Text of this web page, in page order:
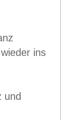
ins
und